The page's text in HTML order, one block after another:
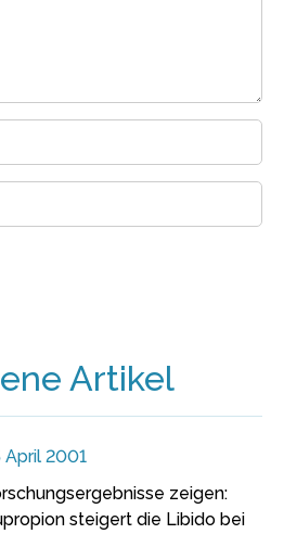
Artikel
April 2001
zeigen:
steigert die Libido bei